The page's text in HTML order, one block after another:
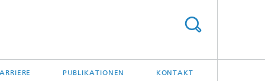
PUBLIKATIONEN KONTAKT